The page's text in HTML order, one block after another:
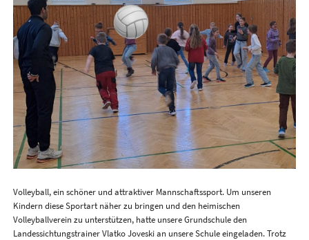
Volleyball, ein schöner und attraktiver Mannschaftssport. Um unseren
Kindern diese Sportart näher zu bringen und den heimischen
Volleyballverein zu unterstützen, hatte unsere Grundschule den
Landessichtungstrainer Vlatko Joveski an unsere Schule eingeladen. Trotz